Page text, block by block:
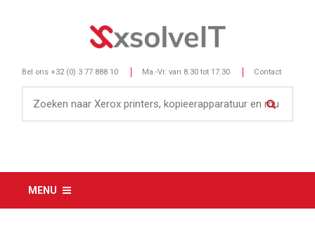
Bel ons +32 (0) 3 77 888 10 Ma.-Vr. van 8.30 tot 17.30 Contact
MENU